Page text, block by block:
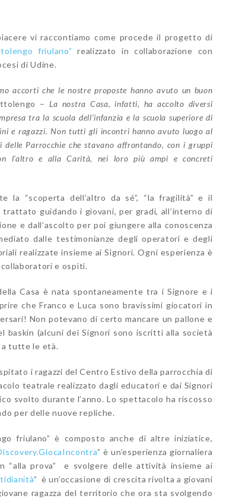
vi raccontiamo come procede il progetto di
friulano” realizzato in collaborazione con
di Udine.
accorti che le nostre proposte hanno avuto un buon
– La nostra Casa, infatti, ha accolto diversi
tra la scuola dell’infanzia e la scuola superiore di
e ragazzi. Non tutti gli incontri hanno avuto luogo al
Parrocchie che stavano affrontando, con i gruppi
l’altro e alla Carità, nei loro più ampi e concreti
la “scoperta dell’altro da sé”, “la fragilità” e il
guidando i giovani, per gradi, all’interno di
e dall’ascolto per poi giungere alla conoscenza
dalle testimonianze degli operatori e degli
realizzate insieme ai Signori. Ogni esperienza è
e ospiti.
Casa è nata spontaneamente tra i Signore e i
che Franco e Luca sono bravissimi giocatori in
Non potevano di certo mancare un pallone e
baskin (alcuni dei Signori sono iscritti alla società
a tutte le età.
i ragazzi del Centro Estivo della parrocchia di
teatrale realizzato dagli educatori e dai Signori
svolto durante l’anno. Lo spettacolo ha riscosso
per delle nuove repliche.
friulano” è composto anche di altre iniziatice,
” è un’esperienza giornaliera
“alla prova” e svolgere delle attività insieme ai
” è un’occasione di crescita rivolta a giovani
ragazza del territorio che ora sta svolgendo